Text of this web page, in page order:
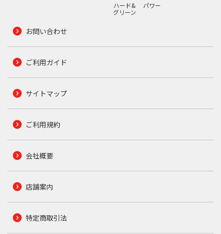
ハード&
グリーン
パワー
お問い合わせ
ご利用ガイド
サイトマップ
ご利用規約
会社概要
店舗案内
特定商取引法